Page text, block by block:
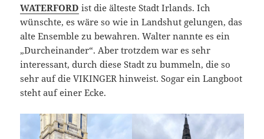
WATERFORD ist die älteste Stadt Irlands. Ich
wünschte, es wäre so wie in Landshut gelungen, das
alte Ensemble zu bewahren. Walter nannte es ein
„Durcheinander“. Aber trotzdem war es sehr
interessant, durch diese Stadt zu bummeln, die so
sehr auf die VIKINGER hinweist. Sogar ein Langboot
steht auf einer Ecke.